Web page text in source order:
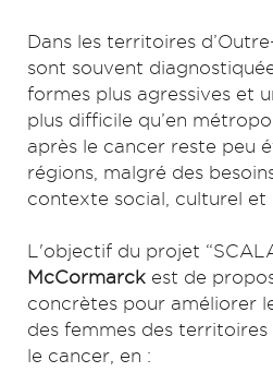
Dans les territoires
sont souvent
formes plus agressives et
plus difficile qu’en
après le cancer reste peu
régions, malgré des
contexte social, culturel et
L'objectif du projet
McCormarck est de
concrètes pour améliorer
des femmes des territoires
le cancer, en :